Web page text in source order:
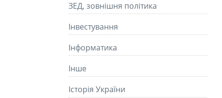
ЗЕД, зовнішня політика
Інвестування
Інформатика
Інше
Історія України